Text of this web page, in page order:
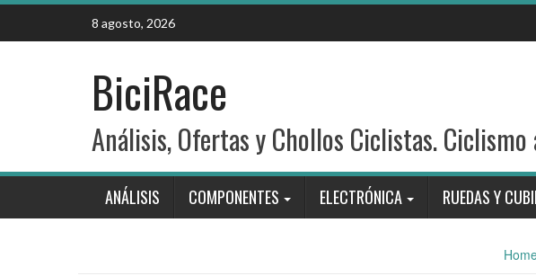
Skip
content
8 agosto, 2026
BiciRace
Análisis, Ofertas y Chollos Ciclistas.
ANÁLISIS COMPONENTES ELECTRÓNICA RUEDAS Y